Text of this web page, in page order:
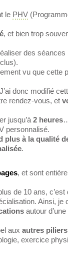
le PHV
, et bien trop
des
vu que cette
donc modifié
rendez-vous, et
jusqu’à 2 heures
personnalisé.
plus à la qualité
.
, et sont
de 10 ans, c’est
Ainsi, je
autour d’une
aux autres
exercice